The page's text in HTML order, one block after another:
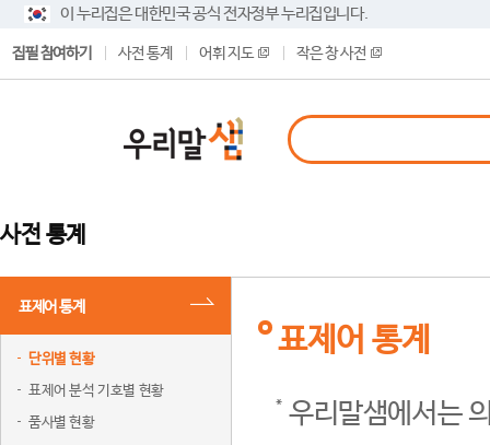
이 누리집은 대한민국 공식 전자정부 누리집입니다.
집필 참여하기 사전 통계 어휘 지도 작은 창 사전
사전 통계
표제어 통계
단위별 현황
표제어 분석 기호별 현황
품사별 현황
표제어 통계
우리말샘에서는